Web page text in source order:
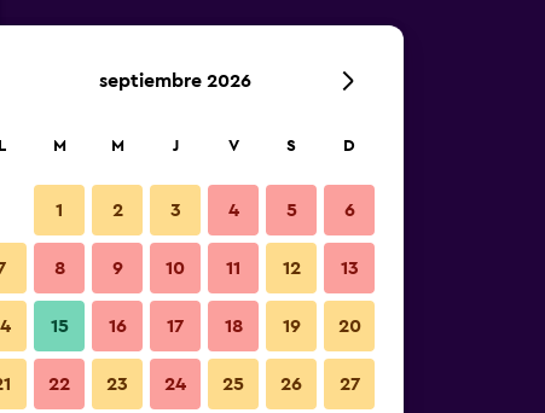
septiembre 2026
L M M J V S D
1 2 3 4 5 6
8 9 10 11 12 13
15 16 17 18 19 20
22 23 24 25 26 27